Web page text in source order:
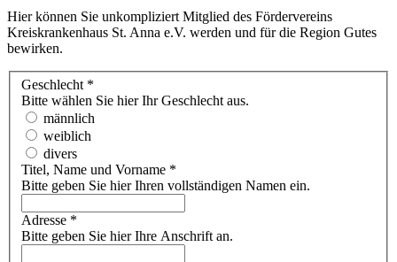
Hier können Sie unkompliziert Mitglied des Fördervereins
Kreiskrankenhaus St. Anna e.V. werden und für die Region Gutes
bewirken.
Geschlecht *
Bitte wählen Sie hier Ihr Geschlecht aus.
männlich
weiblich
divers
Titel, Name und Vorname *
Bitte geben Sie hier Ihren vollständigen Namen ein.
Adresse *
Bitte geben Sie hier Ihre Anschrift an.